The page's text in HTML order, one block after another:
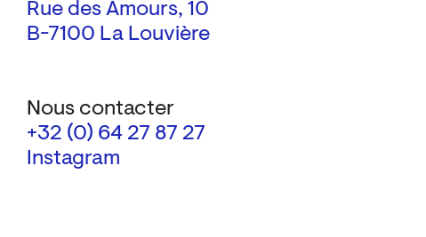
Rue des Amours, 10
B-7100 La Louvière
Nous contacter
+32 (0) 64 27 87 27
Instagram